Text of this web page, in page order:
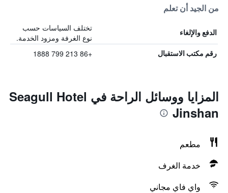
من الجيد أن تعلم
الدفع والإلغاء
تختلف السياسات حسب
نوع الغرفة ومزود الخدمة.
رقم مكتب الاستقبال +86 213 799 1888
المزايا ووسائل الراحة في Seagull Hotel
Jinshan
مطعم
خدمة الغرف
واي فاي مجاني